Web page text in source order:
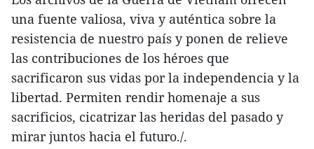
una fuente valiosa, viva y auténtica sobre la
resistencia de nuestro país y ponen de relieve
las contribuciones de los héroes que
sacrificaron sus vidas por la independencia y la
libertad. Permiten rendir homenaje a sus
sacrificios, cicatrizar las heridas del pasado y
mirar juntos hacia el futuro./.